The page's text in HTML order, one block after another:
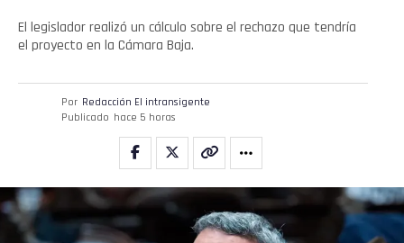
El legislador realizó un cálculo sobre el rechazo que tendría
el proyecto en la Cámara Baja.
Por Redacción El intransigente
Publicado hace 5 horas